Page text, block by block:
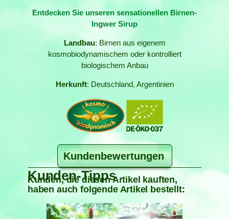
Entdecken Sie unseren sensationellen Birnen-
Ingwer Sirup
Landbau: Birnen aus eigenem
kosmobiodynamischem oder kontrolliert
biologischem Anbau
Herkunft: Deutschland, Argentinien
Kundenbewertungen
Kunden-Tipps
Kunden, die diesen Artikel kauften,
haben auch folgende Artikel bestellt: